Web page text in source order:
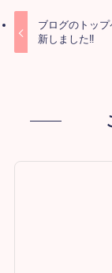
ブログのトッ
新しました‼